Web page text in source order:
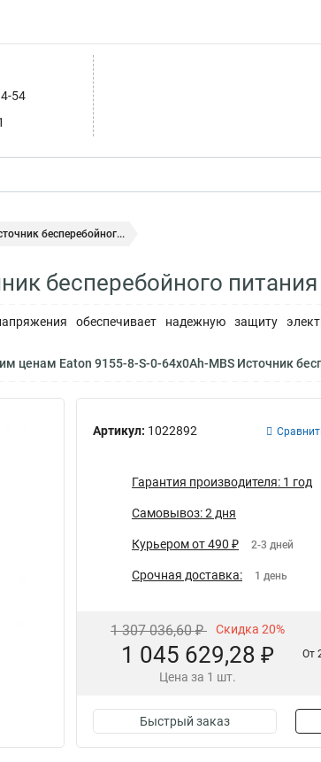
54
бесперебойног...
бесперебойного
обеспечивает надежную защиту
ценам Eaton 9155-8-S-0-64x0Ah-MBS Источник
Артикул: 1022892
Гарантия производителя: 1 год
Самовывоз: 2 дня
Курьером от 490 ₽ 2-3 дней
Срочная доставка: 1 день
1 307 036,60 ₽ Скидка 20%
1 045 629,28 ₽
Цена за 1 шт.
От
Быстрый заказ